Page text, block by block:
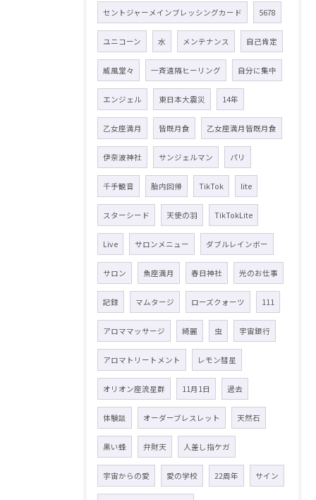
セントジャーメインブレッシングカード 5678
ユニコーン 水 メンテナンス 自己肯定
威風堂々 一斉遠隔ヒーリング 自分に集中
エンジェル 東日本大震災 14年
乙女座満月 皆既月食 乙女座満月皆既月食
伊奈波神社 サンジェルマン パリ
千手観音 胎内回帰 TikTok lite
スターシード 天使の羽 TikTokLite
Live サロンメニュー ダブルレインボー
サロン 魚座満月 春日神社 光のお仕事
記録 マムタージ ローズクォーツ 111
アロママッサージ 綺麗 虫 宇宙銀行
アロマトリートメント レモン彗星
オリオン座流星群 11月1日 過去
体験談 オーダーブレスレット 天然石
黒い蜂 弁財天 人差し指ケガ
宇宙からの愛 愛の学校 22周年 サイン